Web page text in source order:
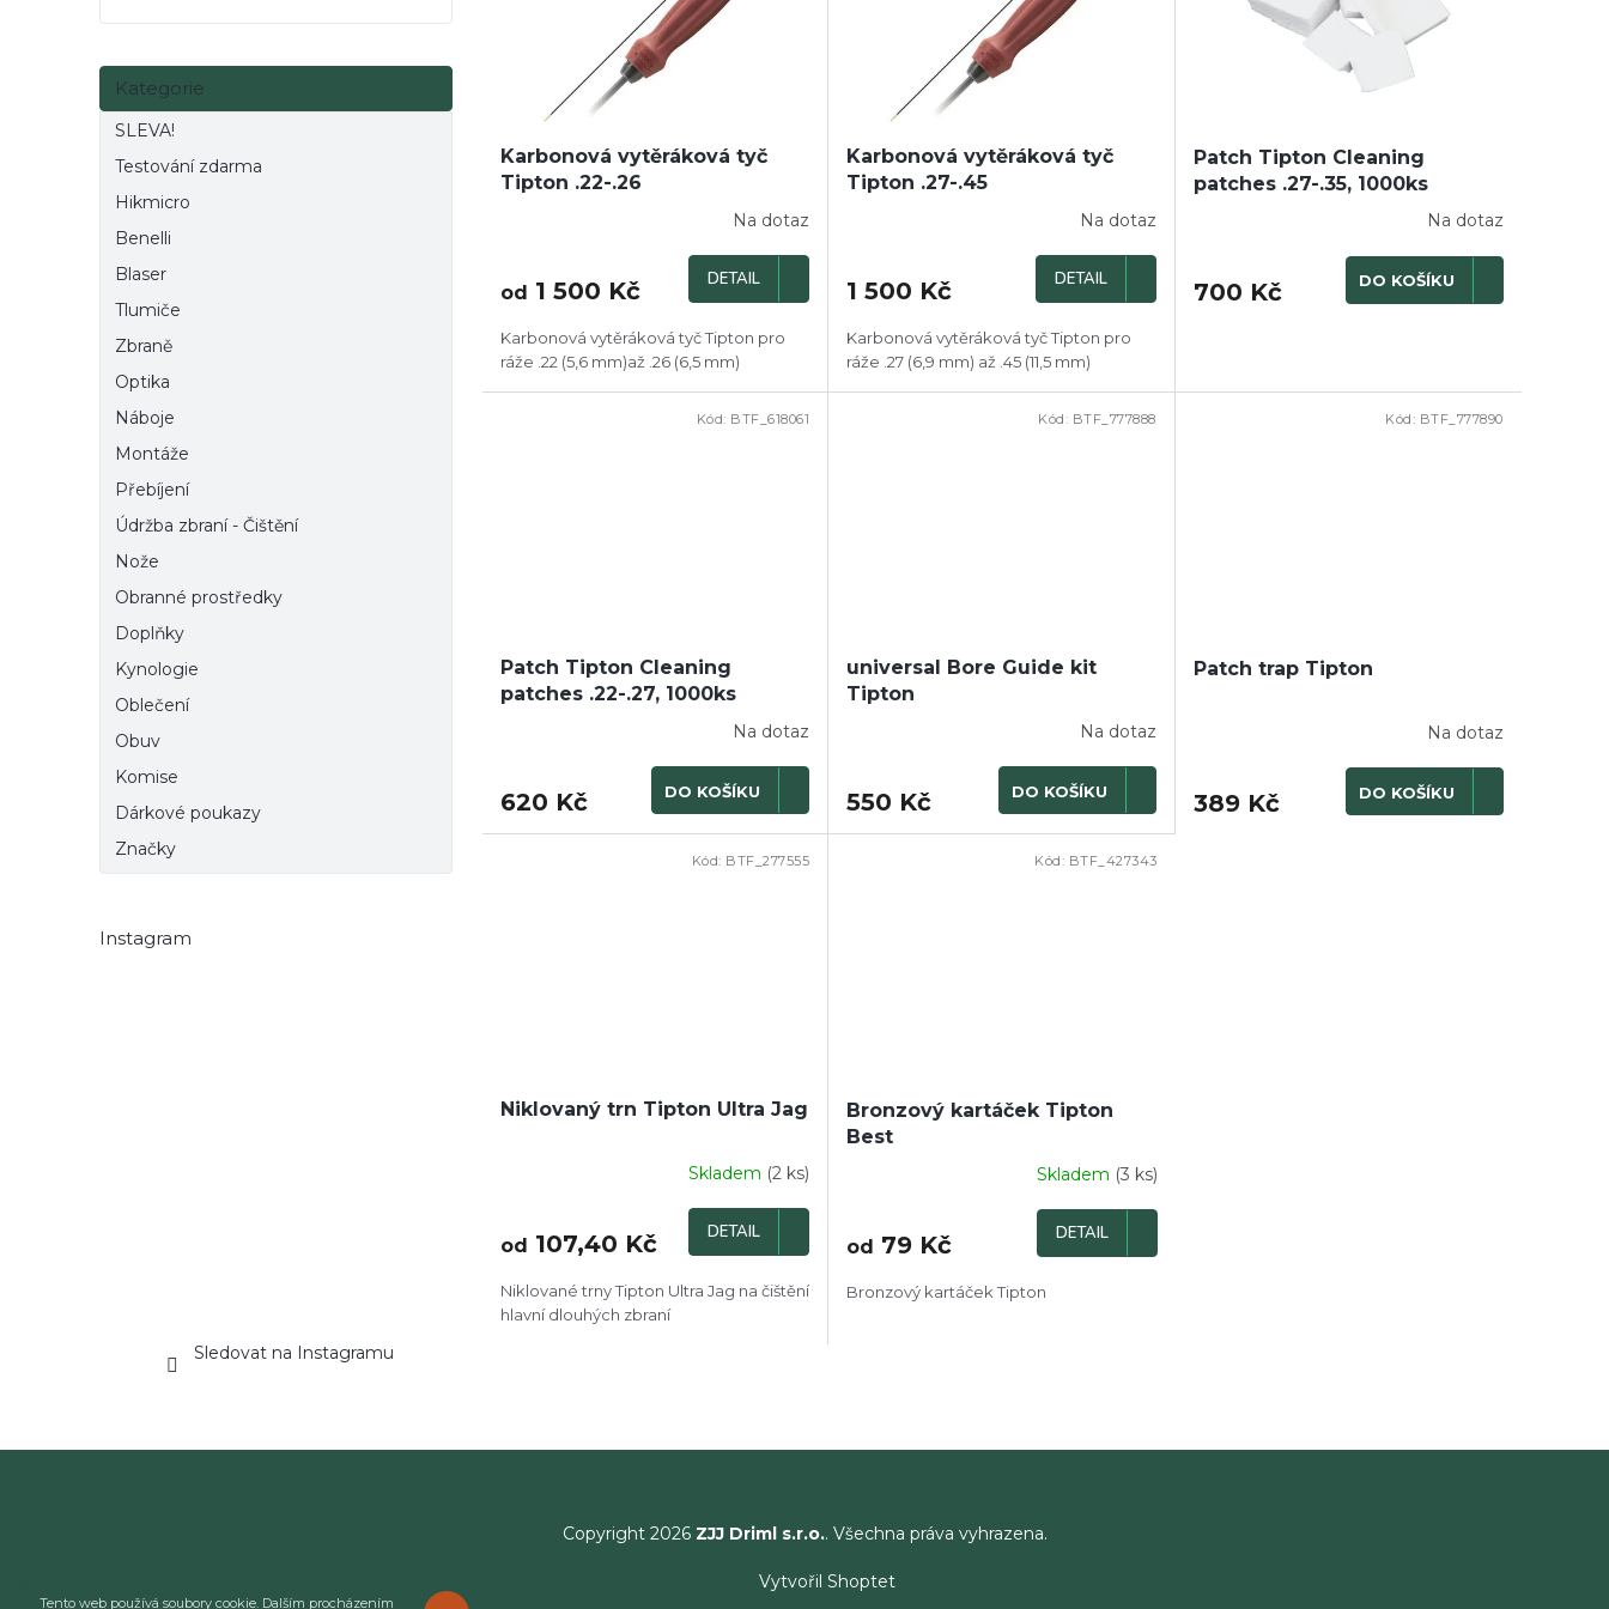
Tento web používá soubory cookie. Dalším procházením
e
Přeskočit
kategorie
Kategorie
SLEVA!
Testování zdarma
Hikmicro
Benelli
Blaser
Tlumiče
Zbraně
Optika
Náboje
Montáže
Přebíjení
Údržba zbraní - Čištění
Nože
Obranné prostředky
Doplňky
Kynologie
Oblečení
Obuv
Komise
Dárkové poukazy
Značky
Instagram
Sledovat na Instagramu
kKarbonová vytěráková tyč
Tipton .22-.26
Na dotaz
od 1 500 Kč DETAIL
Karbonová vytěráková tyč Tipton pro
ráže .22 (5,6 mm)až .26 (6,5 mm)
Karbonová vytěráková tyč
Tipton .27-.45
Na dotaz
1 500 Kč DETAIL
Karbonová vytěráková tyč Tipton pro
ráže .27 (6,9 mm) až .45 (11,5 mm)
Patch Tipton Cleaning
patches .27-.35, 1000ks
Na dotaz
700 Kč DO KOŠÍKU
Patch Tipton Cleaning
patches .22-.27, 1000ks
Na dotaz
620 Kč DO KOŠÍKU
Kód: BTF_618061
universal Bore Guide kit
Tipton
Na dotaz
550 Kč DO KOŠÍKU
Kód: BTF_777888
Patch trap Tipton
Na dotaz
389 Kč DO KOŠÍKU
Kód: BTF_777890
Niklovaný trn Tipton Ultra Jag
Skladem (2 ks)
od 107,40 Kč DETAIL
Niklované trny Tipton Ultra Jag na čištění
hlavní dlouhých zbraní
Kód: BTF_277555
Bronzový kartáček Tipton
Best
Skladem (3 ks)
od 79 Kč DETAIL
Bronzový kartáček Tipton
Kód: BTF_427343
á
í
Copyright 2026 ZJJ Driml s.r.o.. Všechna práva vyhrazena.
Vytvořil Shoptet